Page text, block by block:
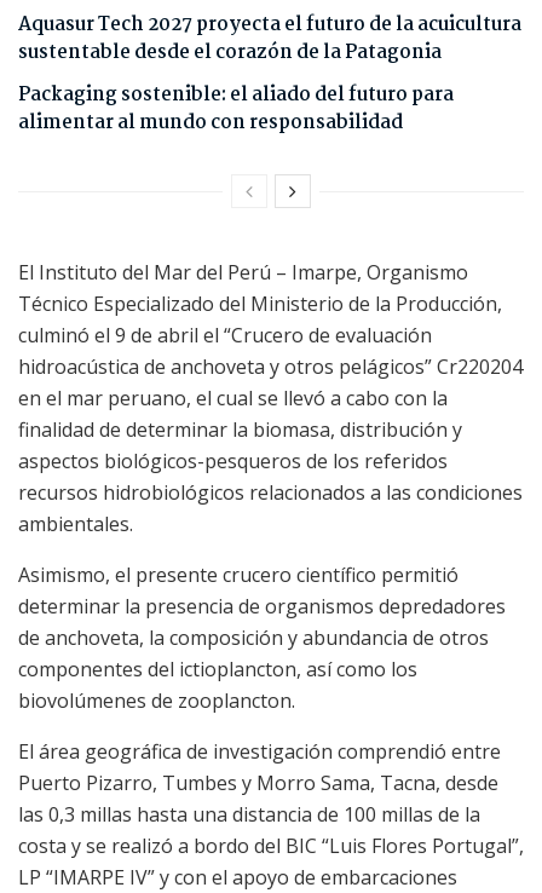
Aquasur Tech 2027 proyecta el futuro de la acuicultura
sustentable desde el corazón de la Patagonia
Packaging sostenible: el aliado del futuro para
alimentar al mundo con responsabilidad
El Instituto del Mar del Perú – Imarpe, Organismo
Técnico Especializado del Ministerio de la Producción,
culminó el 9 de abril el “Crucero de evaluación
hidroacústica de anchoveta y otros pelágicos” Cr220204
en el mar peruano, el cual se llevó a cabo con la
finalidad de determinar la biomasa, distribución y
aspectos biológicos-pesqueros de los referidos
recursos hidrobiológicos relacionados a las condiciones
ambientales.
Asimismo, el presente crucero científico permitió
determinar la presencia de organismos depredadores
de anchoveta, la composición y abundancia de otros
componentes del ictioplancton, así como los
biovolúmenes de zooplancton.
El área geográfica de investigación comprendió entre
Puerto Pizarro, Tumbes y Morro Sama, Tacna, desde
las 0,3 millas hasta una distancia de 100 millas de la
costa y se realizó a bordo del BIC “Luis Flores Portugal”,
LP “IMARPE IV” y con el apoyo de embarcaciones